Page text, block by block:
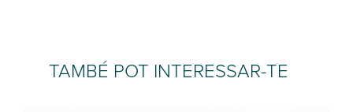
TAMBÉ POT INTERESSAR-TE